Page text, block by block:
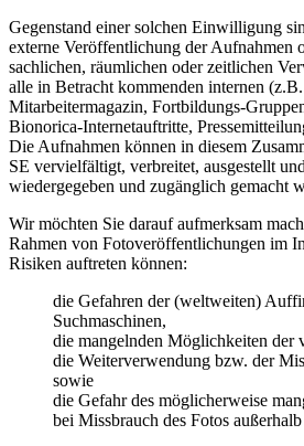
Gegenstand einer solchen Einwilligung
externe Veröffentlichung der Aufnahmen
sachlichen, räumlichen oder zeitlichen
alle in Betracht kommenden internen
Mitarbeitermagazin, Fortbildungs-
Bionorica-Internetauftritte,
Die Aufnahmen können in diesem
SE vervielfältigt, verbreitet, ausgestellt
wiedergegeben und zugänglich gemacht
Wir möchten Sie darauf aufmerksam
Rahmen von Fotoveröffentlichungen im
Risiken auftreten können:
die Gefahren der (weltweiten)
Suchmaschinen,
die mangelnden Möglichkeiten der
die Weiterverwendung bzw. der
sowie
die Gefahr des möglicherweise
bei Missbrauch des Fotos